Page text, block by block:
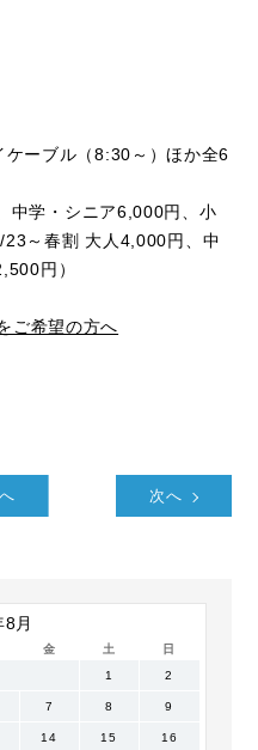
ーブル（8:30～）ほか全6
学・シニア6,000円、小
～春割 大人4,000円、中
円）
ご希望の方へ
次へ
月
金 土 日
1 2
7 8 9
14 15 16